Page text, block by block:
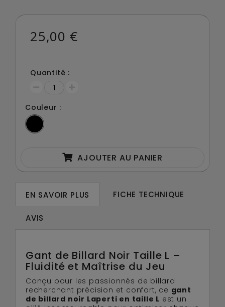
25,00 €
Quantité :
Couleur :
AJOUTER AU PANIER
EN SAVOIR PLUS FICHE TECHNIQUE
AVIS
Gant de Billard Noir Taille L –
Fluidité et Maîtrise du Jeu
Conçu pour les passionnés de billard
recherchant précision et confort, ce gant
de billard noir Laperti en taille L est un